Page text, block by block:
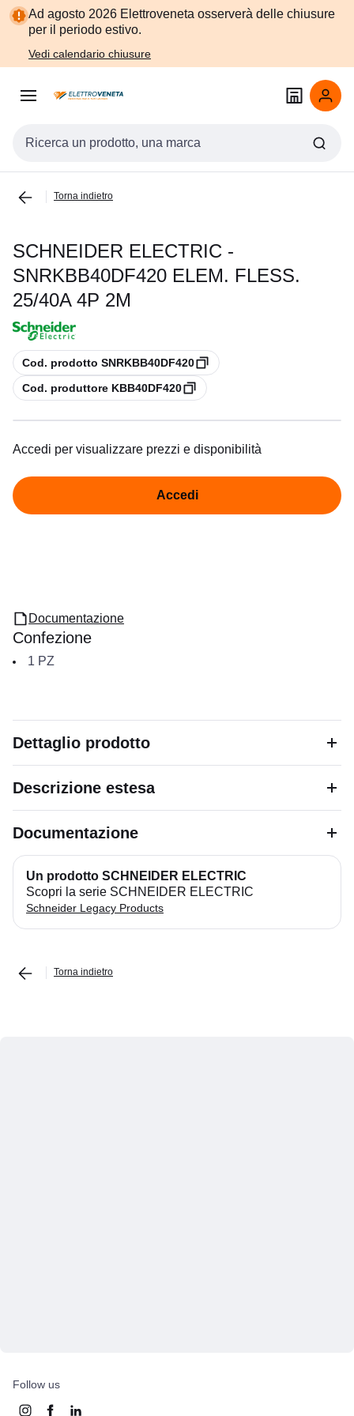
Vai alla
navigazione
Vai
alla
Ad agosto 2026 Elettroveneta osserverà delle chiusure
per il periodo estivo.
Vedi calendario chiusure
Cerca input
Torna indietro
SCHNEIDER ELECTRIC -
SNRKBB40DF420 ELEM. FLESS.
25/40A 4P 2M
copiaCod. prodotto SNRKBB40DF420
copiaCod. produttore KBB40DF420
Accedi per visualizzare prezzi e disponibilità
Accedi
Documentazione
Confezione
1 PZ
Dettaglio prodotto
Descrizione estesa
Documentazione
Un prodotto SCHNEIDER ELECTRIC
Scopri la serie SCHNEIDER ELECTRIC
Schneider Legacy Products
Torna indietro
Follow us